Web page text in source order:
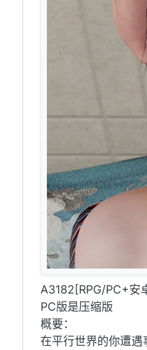
A3182[RPG/PC+安
PC版是压缩版
概要：
在平行世界的你遭遇